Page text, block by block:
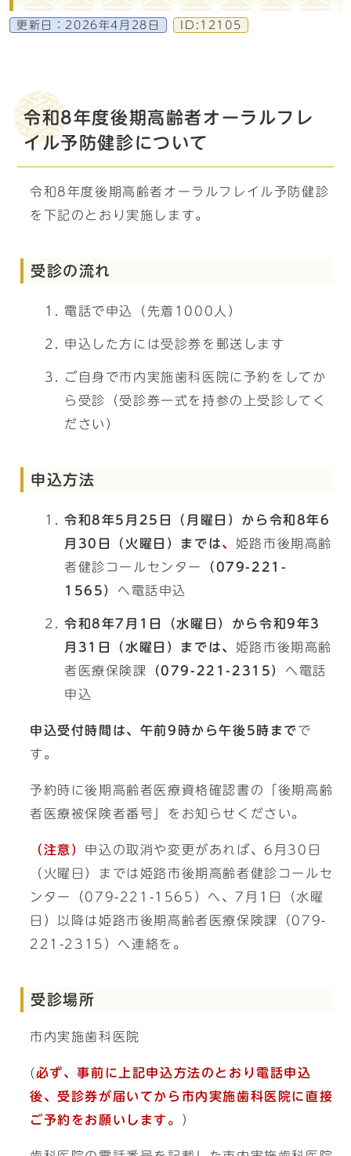
更新日： 2026年4月28日 ID:12105
令和8年度後期高齢者オーラルフレ
イル予防健診について
令和8年度後期高齢者オーラルフレイル予防健診
を下記のとおり実施します。
受診の流れ
電話で申込（先着1000人）
申込した方には受診券を郵送します
ご自身で市内実施歯科医院に予約をしてか
ら受診（受診券一式を持参の上受診してく
ださい）
申込方法
令和8年5月25日（月曜日）から令和8年6
月30日（火曜日）までは、 姫路市後期高齢
者健診コールセンター
（079-221-
1565 ） へ電話申込
令和8年7月1日（水曜日）から令和9年3
月31日（水曜日）までは、 姫路市後期高齢
者医療保険課
（079-221-2315 ） へ電話
申込
申込受付時間は、午前9時から午後5時までで
す。
予約時に後期高齢者医療資格確認書の「後期高齢
者医療被保険者番号」をお知らせください。
（注意） 申込の取消や変更があれば、6月30日
（火曜日）までは姫路市後期高齢者健診コールセ
ンター（079-221-1565）へ、7月1日（水曜
日）以降は姫路市後期高齢者医療保険課（079-
221-2315）へ連絡を。
受診場所
市内実施歯科医院
(必ず、事前に上記申込方法のとおり電話申込
後、受診券が届いてから市内実施歯科医院に直接
ご予約をお願いします。 ）